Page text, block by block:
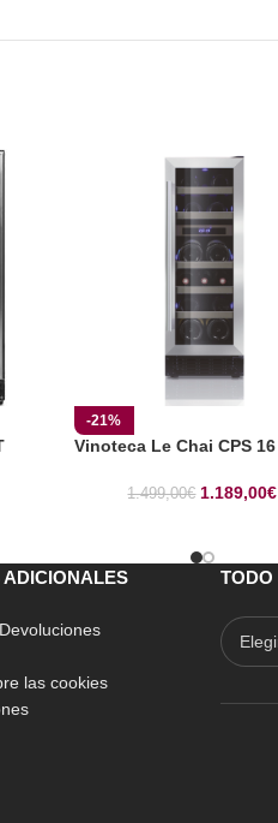
-21%
Vinoteca Le Chai CPS
1.499,00€ 1.189,00€
las cookies
TODO